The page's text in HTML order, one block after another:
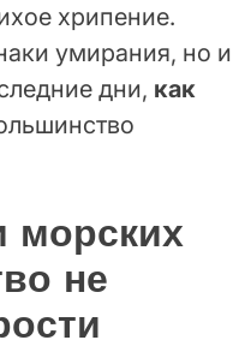
хрипение.
умирания, но и
дни, как
морских
не